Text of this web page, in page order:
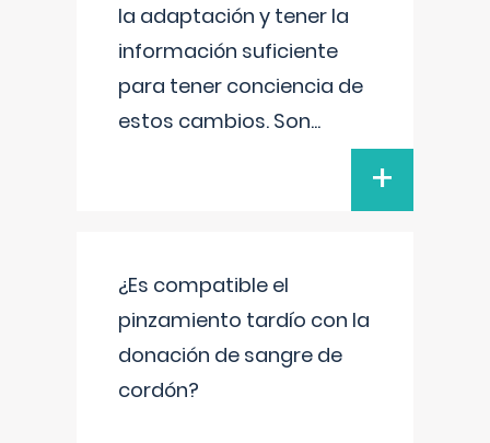
la adaptación y tener la
información suficiente
para tener conciencia de
estos cambios. Son...
+
¿Es compatible el
pinzamiento tardío con la
donación de sangre de
cordón?